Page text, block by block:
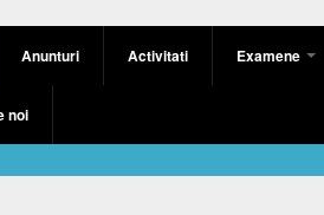
Anunturi Activitati Examene
noi